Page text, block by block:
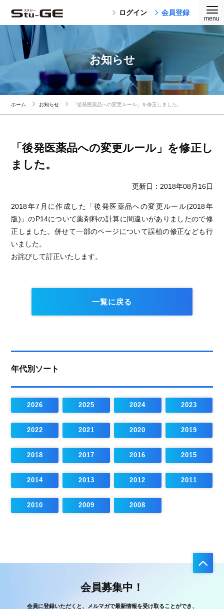
ログイン 会員登録
お知らせ
ホーム お知らせ 「後発医薬品への変更ルール」を修正しました。
「後発医薬品への変更ルール」を修正し
ました。
更新日：2018年08月16日
2018年7月に作成した「後発医薬品への変更ルール(2018年
版)」のP14について薬剤料の計算に間違いがありましたので修
正しました。併せて一部のページについて誤植の修正なども行
いました。
お詫びして訂正いたします。
一覧に戻る
年代別ソート
2026 2025 2024 2023
2022 2021 2020 2019
2018 2017 2016 2015
2014 2013 2012 2011
2010 2009 2008
会員募集中！
会員に登録いただくと、メルマガで最新情報を受け取ることができ、